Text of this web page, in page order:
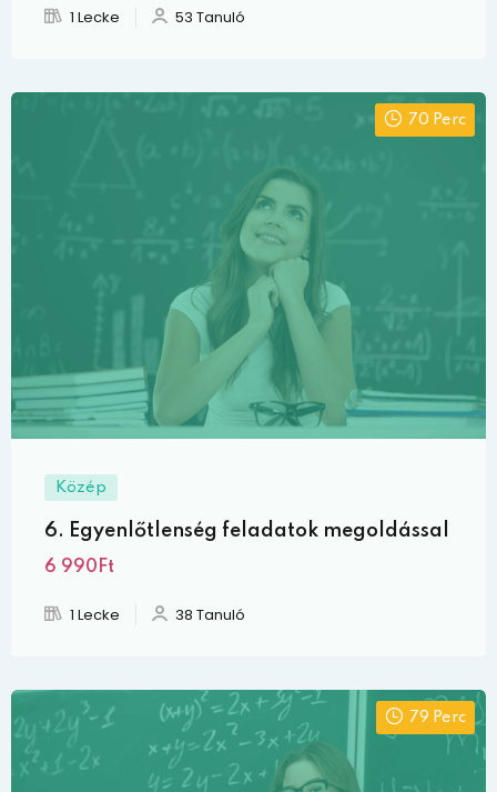
1 Lecke 53 Tanuló
70 Perc
Közép
6. Egyenlőtlenség feladatok megoldással
6 990Ft
1 Lecke 38 Tanuló
79 Perc